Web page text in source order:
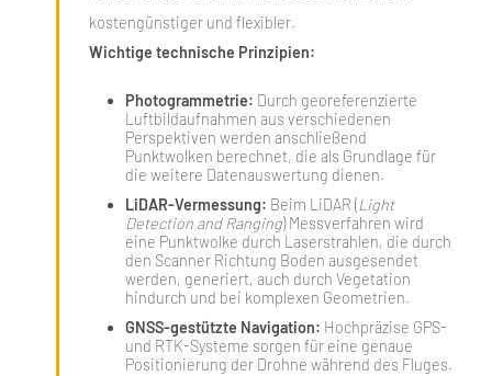
kostengünstiger und flexibler.
Wichtige technische Prinzipien:
Photogrammetrie: Durch georeferenzierte
Luftbildaufnahmen aus verschiedenen
Perspektiven werden anschließend
Punktwolken berechnet, die als Grundlage für
die weitere Datenauswertung dienen.
LiDAR-Vermessung: Beim LiDAR (Light
Detection and Ranging) Messverfahren wird
eine Punktwolke durch Laserstrahlen, die durch
den Scanner Richtung Boden ausgesendet
werden, generiert, auch durch Vegetation
hindurch und bei komplexen Geometrien.
GNSS-gestützte Navigation: Hochpräzise GPS-
und RTK-Systeme sorgen für eine genaue
Positionierung der Drohne während des Fluges.